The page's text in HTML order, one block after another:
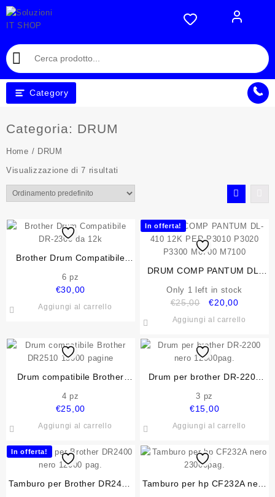
Skip
to
Category
Categoria: DRUM
Home / DRUM
Visualizzazione di 7 risultati
Brother Drum Compatibile
6 pz
€30,00
Aggiungi al carrello
In offerta!
DRUM COMP PANTUM DL-
P3300 M6700 M7100
Only 1 left in stock
€25,00
Il
prezzo
era:
€25,00.
€20,00Il
prezzo
è:
Aggiungi al carrello
Drum compatibile Brother
4 pz
€25,00
Aggiungi al carrello
Drum per brother DR-2200
3 pz
€15,00
Aggiungi al carrello
In offerta!
Tamburo per Brother DR2400
Tamburo per hp CF232A nero